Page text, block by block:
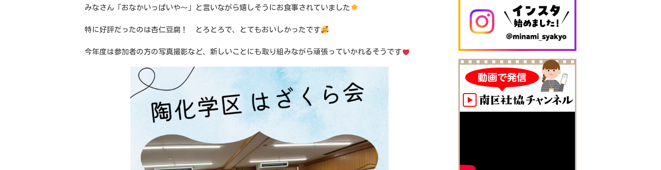
みなさん「おなかいっぱいや～」と言いながら嬉しそうにお食事されていました
特に好評だったのは杏仁豆腐！ とろとろで、とてもおいしかったです
今年度は参加者の方の写真撮影など、新しいことにも取り組みながら頑張っていかれるそうです